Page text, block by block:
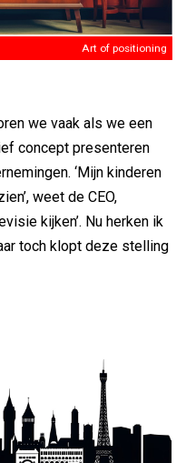
Art of positioning
we vaak als we een
concept presenteren
‘Mijn kinderen
weet de CEO,
kijken’. Nu herken ik
toch klopt deze stelling